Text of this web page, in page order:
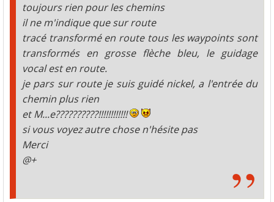
toujours rien pour les chemins
il ne m'indique que sur route
tracé transformé en route tous les waypoints sont
transformés en grosse flèche bleu, le guidage
vocal est en route.
je pars sur route je suis guidé nickel, a l'entrée du
chemin plus rien
et M...e??????????!!!!!!!!!!!!
si vous voyez autre chose n'hésite pas
Merci
@+